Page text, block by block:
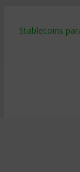
Stablecoins
Despido
IA en
Trabajo
Mercado